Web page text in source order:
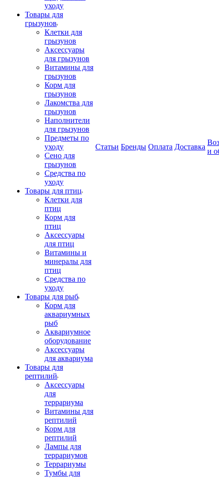
уходу
Товары для
грызунов
Клетки для
грызунов
Аксессуары
для грызунов
Витамины для
грызунов
Корм для
грызунов
Лакомства для
грызунов
Наполнители
для грызунов
Предметы по
уходу
Сено для
грызунов
Средства по
уходу
Товары для птиц
Клетки для
птиц
Корм для
птиц
Аксессуары
для птиц
Витамины и
минералы для
птиц
Средства по
уходу
Товары для рыб
Корм для
аквариумных
рыб
Аквариумное
оборудование
Аксессуары
для аквариума
Товары для
рептилий
Аксессуары
для
террариума
Витамины для
рептилий
Корм для
рептилий
Лампы для
террариумов
Террариумы
Тумбы для
Статьи Бренды Оплата Доставка
и